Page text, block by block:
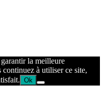
la meilleure
à utiliser ce site,
Ok